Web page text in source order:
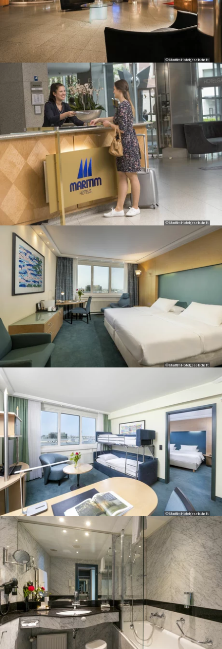
© Maritim Hotelgesellschaft
© Maritim Hotelgesellschaft
© Maritim Hotelgesellschaft
© Maritim Hotelgesellschaft